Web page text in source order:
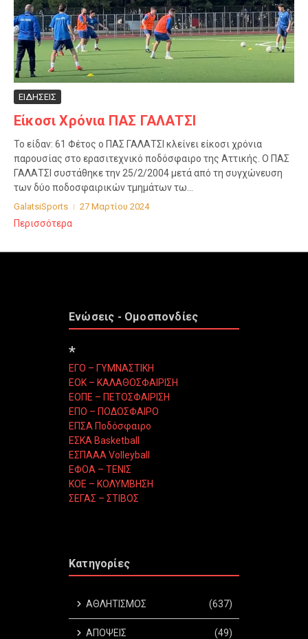
ΕΙΔΗΣΕΙΣ
Είκοσι Χρόνια ΠΑΣ ΓΑΛΑΤΣΙ
Το είδαν: 61 Φέτος ο ΠΑΣ ΓΑΛΑΤΣΙ κλείνει είκοσι χρόνια
παρουσίας στο ερασιτεχνικό ποδόσφαιρο της Αττικής. Ο ΠΑΣ
ΓΑΛΑΤΣΙ συστάθηκε την 25/2/2004 μετά από τη συγχώνευση
των δύο ποδοσφαιρικών τμημάτων τω...
GalatsiSports 27 Μαρτίου 2024
Περισσότερα
Ενώσεις - Ομοσπονδίες
*
ΕΓΟ – ΓΥΜΝΑΣΤΙΚΗ
ΕΟΚ – ΚΑΛΑΘΟΣΦΑΙΡΙΣΗ
ΕΟΠΕ – ΠΕΤΟΣΦΑΙΡΙΣΗ
ΕΠΟ – ΠΟΔΟΣΦΑΙΡΟ
ΕΠΣΑ Ποδόσφαιρο
ΕΣΚΑ Basketball
ΕΣΠΑΑΑ Volleyball
ΕΦΟΑ – ΤΕΝΙΣ
ΚΟΕ – ΚΟΛΥΜΒΗΣΗ
ΣΕΓΑΣ – ΣΤΙΒΟΣ
Κατηγορίες
ΑΘΛΗΤΙΣΜΟΣ (637)
ΑΠΟΨΕΙΣ (49)